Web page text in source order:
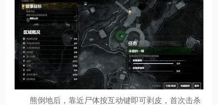
熊倒地后，靠近尸体按互动键即可剥皮，首次击杀